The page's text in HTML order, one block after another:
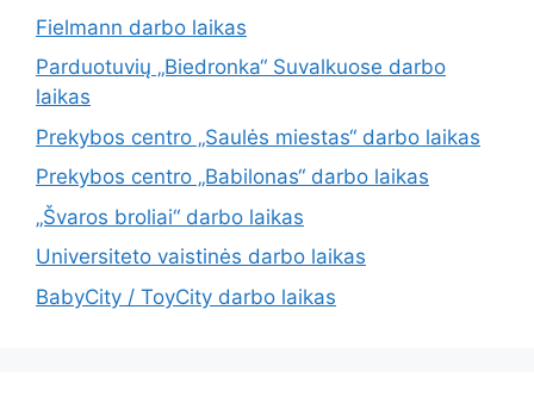
Fielmann darbo laikas
Parduotuvių „Biedronka“ Suvalkuose darbo
laikas
Prekybos centro „Saulės miestas“ darbo laikas
Prekybos centro „Babilonas“ darbo laikas
„Švaros broliai“ darbo laikas
Universiteto vaistinės darbo laikas
BabyCity / ToyCity darbo laikas